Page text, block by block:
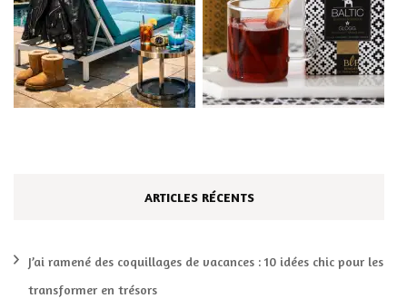
ARTICLES RÉCENTS
J’ai ramené des coquillages de vacances : 10 idées chic pour les
transformer en trésors